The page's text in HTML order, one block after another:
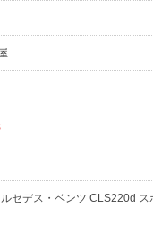
セデス・ベンツ CLS220d ス